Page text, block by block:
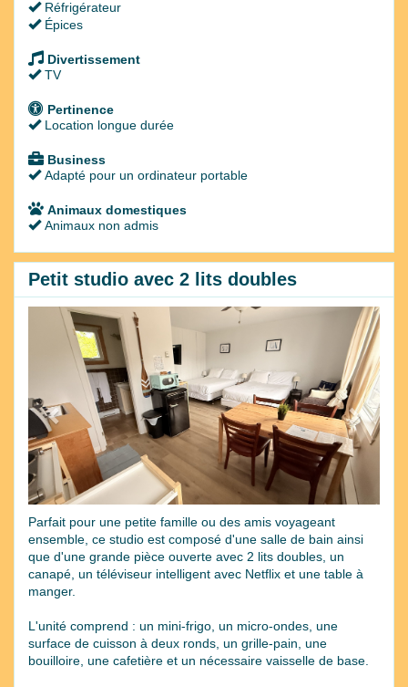
Réfrigérateur
Épices
Divertissement
TV
Pertinence
Location longue durée
Business
Adapté pour un ordinateur portable
Animaux domestiques
Animaux non admis
Petit studio avec 2 lits doubles
Previous
Next
Parfait pour une petite famille ou des amis voyageant
ensemble, ce studio est composé d'une salle de bain ainsi
que d'une grande pièce ouverte avec 2 lits doubles, un
canapé, un téléviseur intelligent avec Netflix et une table à
manger.
L'unité comprend : un mini-frigo, un micro-ondes, une
surface de cuisson à deux ronds, un grille-pain, une
bouilloire, une cafetière et un nécessaire vaisselle de base.